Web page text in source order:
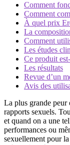
Comment
Comment
À quel prix
La
Comment
Les études
Ce produit
Les résultats
Revue d’un
Avis des
La plus grande peur
rapports sexuels.
et quand on a une
performances ou
sexuellement pour